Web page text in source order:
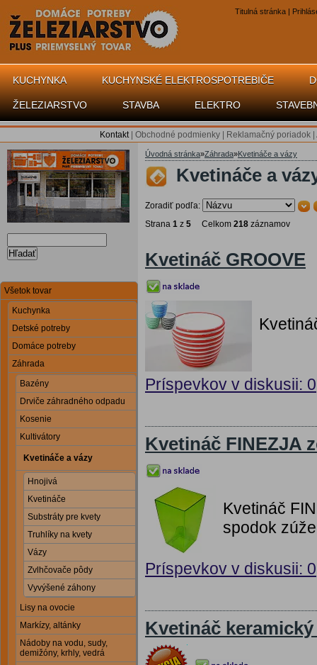
Titulná stránka |
KUCHYNKA KUCHYNSKÉ ELEKTROSPOTREBIČE
ŽELEZIARSTVO STAVBA ELEKTRO
Kontakt| Obchodné podmienky Reklamačný poriadok
Hľadať
Všetok tovar
Kuchynka
Detské potreby
Domáce potreby
Záhrada
Bazény
Drviče záhradného odpadu
Kosenie
Kultivátory
Kvetináče a vázy
Hnojivá
Kvetináče
Substráty pre kvety
Truhlíky na kvety
Vázy
Zvlhčovače pôdy
Vyvýšené záhony
Lisy na ovocie
Markízy, altánky
Nádoby na vodu, sudy,
demižóny, krhly, vedrá
Úvodná stránka»Záhrada»Kvetináče a vázy
Kvetináče a
Zoradiť podľa:
Strana 1 z 5 Celkom 218 záznamov
Kvetináč GROOVE
Príspevkov v diskusii: 0
Kvetináč FINEZJA
Kvetináč
spodok
Príspevkov v diskusii: 0
Kvetináč